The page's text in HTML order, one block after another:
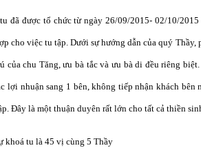
đã được tổ chức từ ngày 26/09/2015- 02/10/
ợp cho việc tu tập.Dưới sựhướng dẫn của quý Thầy,
của chu Tăng,ưu bà tắc và ưu bàdi đều riêng biệ
lợi nhuận sang 1 bên, không tiếp nhận khách bên
p. Đây là một thuận duyên rất lớn cho tất cả thiền
khoá tu là 45 vị cùng 5 Thầy